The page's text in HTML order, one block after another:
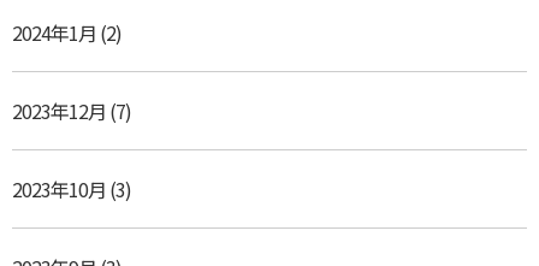
2024年1月 (2)
2023年12月 (7)
2023年10月 (3)